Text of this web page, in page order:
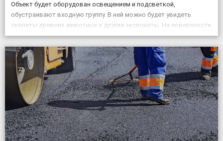
Объект будет оборудован освещением и подсветкой,
обустраивают входную группу. В ней можно будет увидеть
скелеты древних животных и другие экспонаты. На поверхности
возле пещеры появится музей и ландшафтный парк. Фото:
пресс-служба КФУ Дата открытия уникального […]